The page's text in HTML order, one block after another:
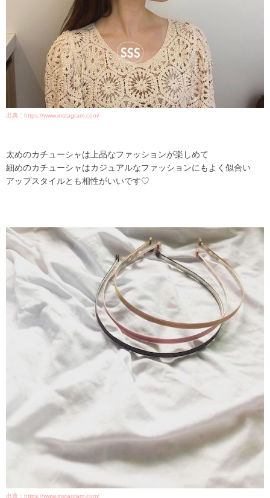
出典：https://www.instagram.com/
太めのカチューシャは上品なファッションが楽しめて
細めのカチューシャはカジュアルなファッションにもよく似合い
アップスタイルとも相性がいいです♡
出典： https://www.instagram.com/